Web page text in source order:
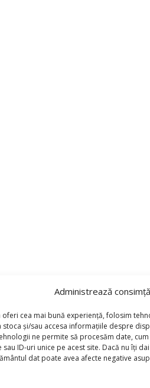
Administrează
oferi cea mai bună experiență, folosim
stoca și/sau accesa informațiile despre
ne permite să procesăm date,
sau ID-uri unice pe acest site. Dacă nu îți
dat poate avea afecte negative
Numărul 9 , Fotbal 9,5cm”
sunt marcate cu*